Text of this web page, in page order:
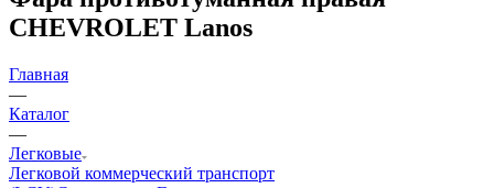
CHEVROLET Lanos
Главная
—
Каталог
—
Легковые
Легковой коммерческий транспорт